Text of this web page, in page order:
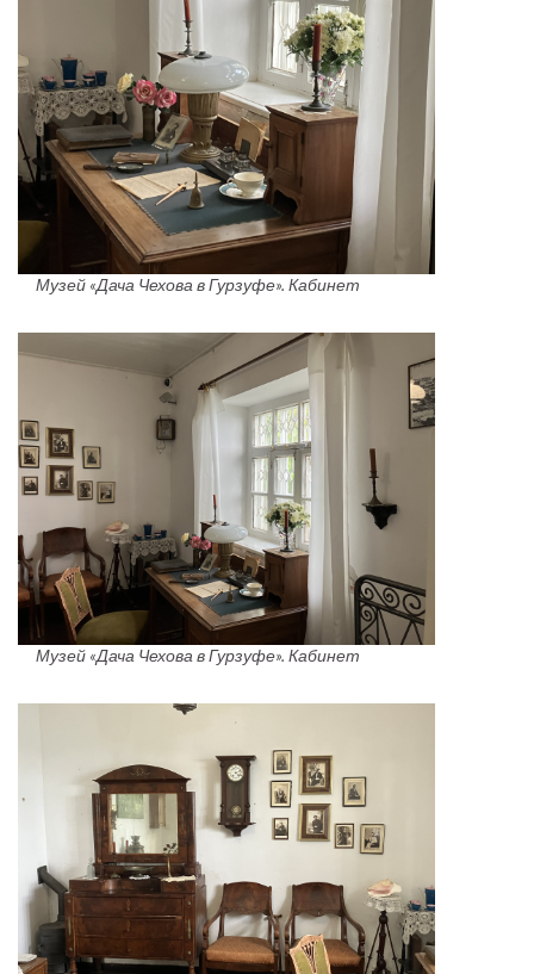
Музей «Дача Чехова в Гурзуфе». Кабинет
Музей «Дача Чехова в Гурзуфе». Кабинет